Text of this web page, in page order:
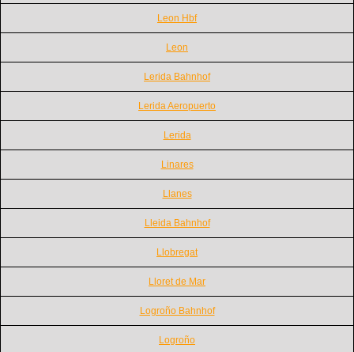
Leon Hbf
Leon
Lerida Bahnhof
Lerida Aeropuerto
Lerida
Linares
Llanes
Lleida Bahnhof
Llobregat
Lloret de Mar
Logroño Bahnhof
Logroño